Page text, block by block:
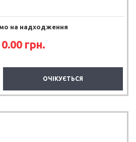
на надходження
0.00 грн.
ОЧІКУЄТЬСЯ